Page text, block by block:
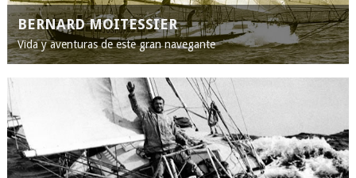
BERNARD MOITESSIER
Vida y aventuras de este gran navegante